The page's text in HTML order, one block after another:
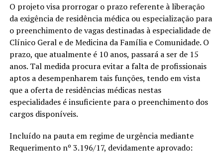
O projeto visa prorrogar o prazo referente à liberação
da exigência de residência médica ou especialização para
o preenchimento de vagas destinadas à especialidade de
Clínico Geral e de Medicina da Família e Comunidade. O
prazo, que atualmente é 10 anos, passará a ser de 15
anos. Tal medida procura evitar a falta de profissionais
aptos a desempenharem tais funções, tendo em vista
que a oferta de residências médicas nestas
especialidades é insuficiente para o preenchimento dos
cargos disponíveis.
Incluído na pauta em regime de urgência mediante
Requerimento nº 3.196/17, devidamente aprovado: